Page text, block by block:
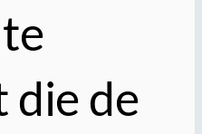
die de